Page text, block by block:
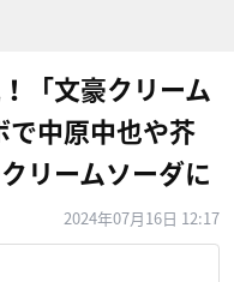
「文豪クリーム
で中原中也や芥
リームソーダに
2024年07月16日 12:17